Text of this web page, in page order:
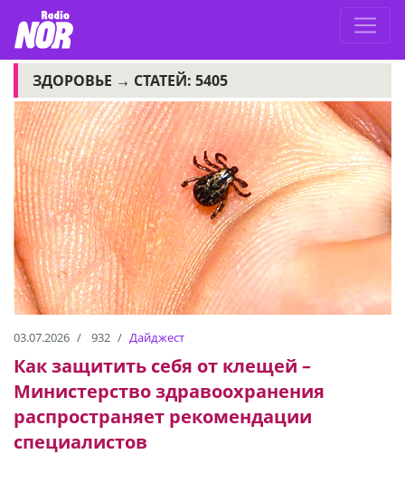
ЗДОРОВЬЕ → СТАТЕЙ: 5405
03.07.2026 932 Дайджест
Как защитить себя от клещей –
Министерство здравоохранения
распространяет рекомендации
специалистов